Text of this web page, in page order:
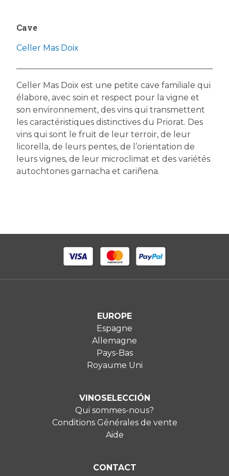
Cave
Celler Mas Doix
Celler Mas Doix est une petite cave familiale qui
élabore, avec soin et respect pour la vigne et
son environnement, des vins qui transmettent
les caractéristiques distinctives du Priorat. Des
vins qui sont le fruit de leur terroir, de leur
licorella, de leurs pentes, de l’orientation de
leurs vignes, de leur microclimat et des variétés
autochtones garnacha et cariñena.
EUROPE
Espagne
Allemagne
Pays-Bas
Royaume Uni
VINOSELECCIÓN
Qui sommes-nous?
Conditions Générales de vente
Aide
CONTACT